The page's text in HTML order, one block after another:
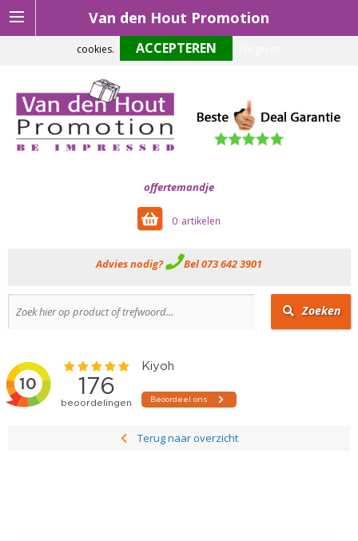
Van den Hout Promotion
offertemandje
0
Advies nodig? Bel 073 642 3901
Zoeken
Terug naar overzicht
Om onze website optimaal te laten functioneren maken wij gebruik van
cookies.